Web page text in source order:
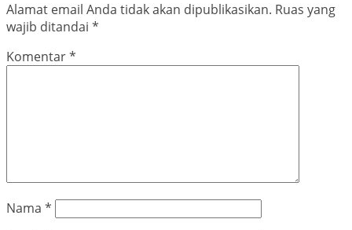
Alamat email Anda tidak akan dipublikasikan. Ruas yang
wajib ditandai *
Komentar*
Nama *